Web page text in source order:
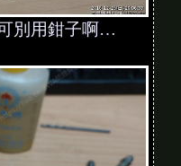
別用鉗子啊…